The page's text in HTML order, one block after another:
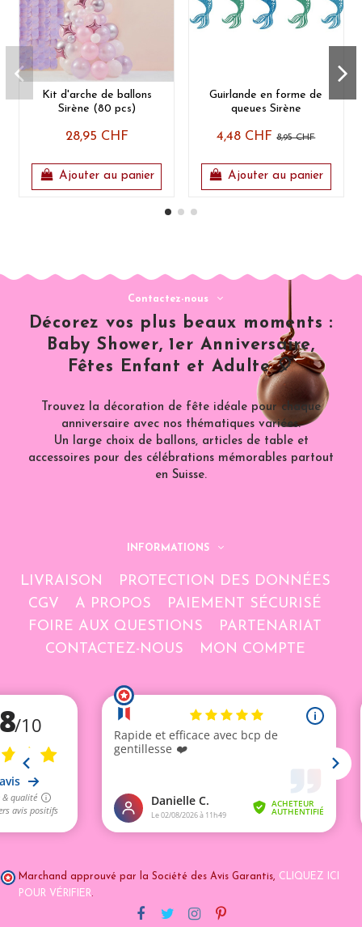
Kit d'arche de ballons
Sirène (80 pcs)
28,95 CHF
Ajouter au panier
Guirlande en forme de
queues Sirène
4,48 CHF8,95 CHF
Ajouter au panier
Contactez-nous
Décorez vos plus beaux moments :
Baby Shower, 1er Anniversaire,
Fêtes Enfant et Adulte 🎈
Trouvez la décoration de fête idéale pour chaque
anniversaire avec nos thématiques variées.
Un large choix de ballons, articles de table et
accessoires pour des célébrations mémorables partout
en Suisse.
INFORMATIONS
LIVRAISON
PROTECTION DES DONNÉES
CGV
A PROPOS
PAIEMENT SÉCURISÉ
FOIRE AUX QUESTIONS
PARTENARIAT
CONTACTEZ-NOUS
MON COMPTE
Marchand approuvé par la Société des Avis Garantis, CLIQUEZ ICI
POUR VÉRIFIER.